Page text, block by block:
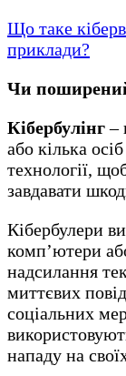
Що таке
приклади?
Чи поширений
Кібербулінг–
або кілька
технології,
завдавати
Кібербулери
комп’ютери
надсилання
миттєвих
соціальних
нападу на